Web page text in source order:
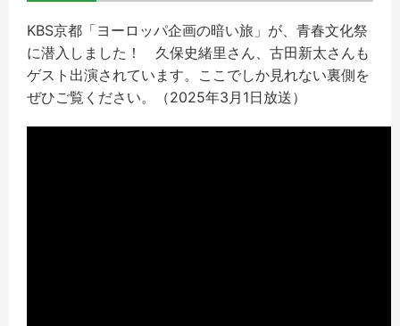
KBS京都「ヨーロッパ企画の暗い旅」が、青春文化祭
に潜入しました！ 久保史緒里さん、古田新太さんも
ゲスト出演されています。ここでしか見れない裏側を
ぜひご覧ください。（2025年3月1日放送）